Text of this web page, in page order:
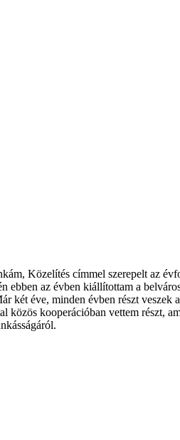
Közelítés címmel szerepelt az
az évben kiállítottam a
éve, minden évben részt
kooperációban vettem részt,